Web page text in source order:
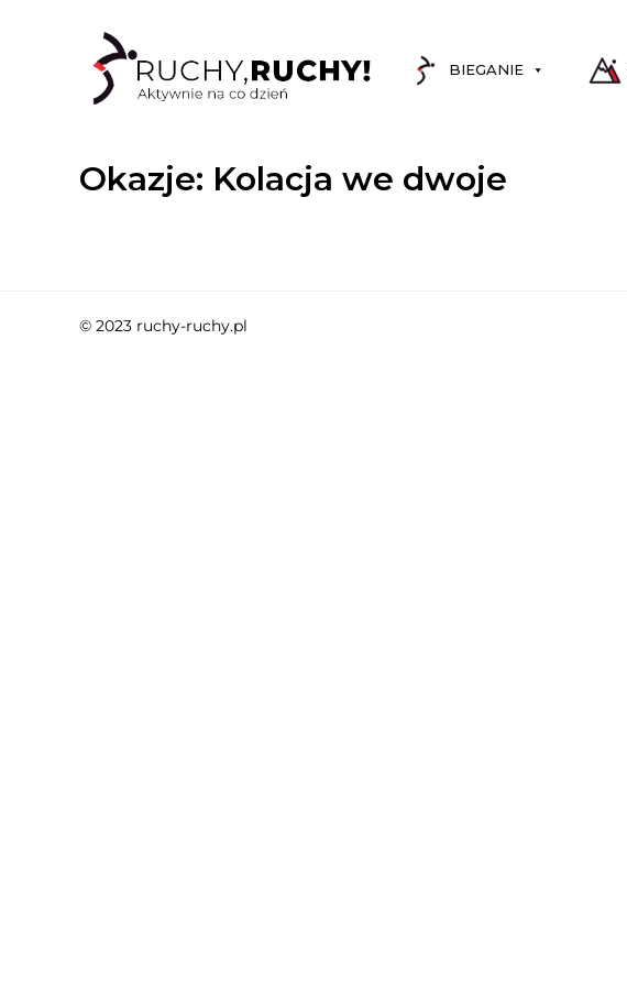
BIEGANIE
Okazje: Kolacja we dwoje
© 2023 ruchy-ruchy.pl